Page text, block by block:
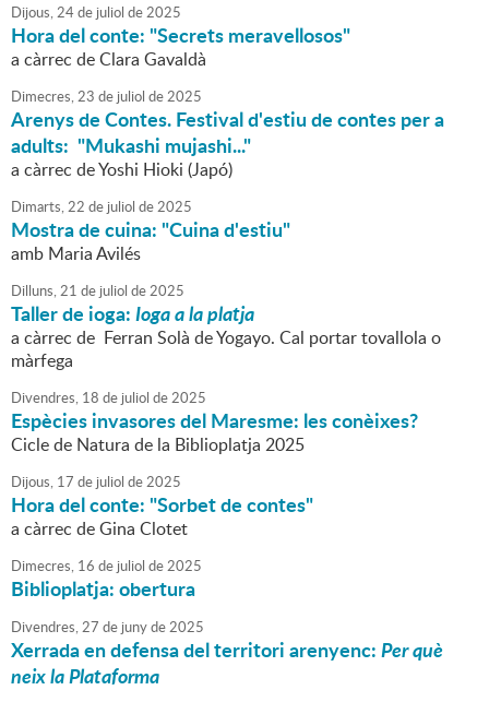
Dijous,24de juliol de2025
Hora del conte: "Secrets meravellosos"
a càrrec de Clara Gavaldà
Dimecres,23 de juliol de2025
Arenys de Contes. Festival d'estiu de contes per a
adults: "Mukashi mujashi..."
a càrrec de Yoshi Hioki (Japó)
Dimarts,22 de juliol de2025
Mostra de cuina: "Cuina d'estiu"
amb Maria Avilés
Dilluns,21 de juliol de2025
Taller de ioga:Ioga a la platja
a càrrec de Ferran Solà de Yogayo. Cal portar tovallola o
màrfega
Divendres, 18 de juliol de2025
Espècies invasores del Maresme: les conèixes?
Cicle de Natura de la Biblioplatja 2025
Dijous, 17 de juliol de2025
Hora del conte: "Sorbet de contes"
a càrrec de Gina Clotet
Dimecres, 16 de juliol de2025
Biblioplatja: obertura
Divendres,27 de junyde2025
Xerrada en defensa del territori arenyenc:Per què
neix la Plataforma